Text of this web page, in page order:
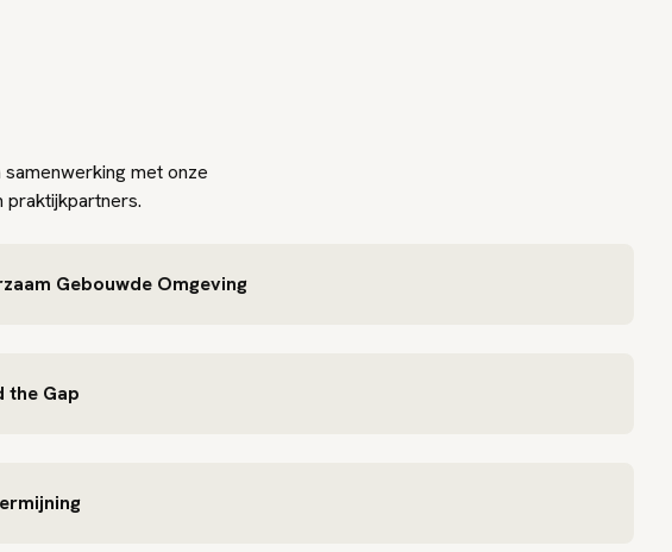
met onze
Gebouwde Omgeving
the Gap